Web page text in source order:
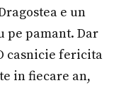
e un
pe pamant. Dar
casnicie fericita
in fiecare an,